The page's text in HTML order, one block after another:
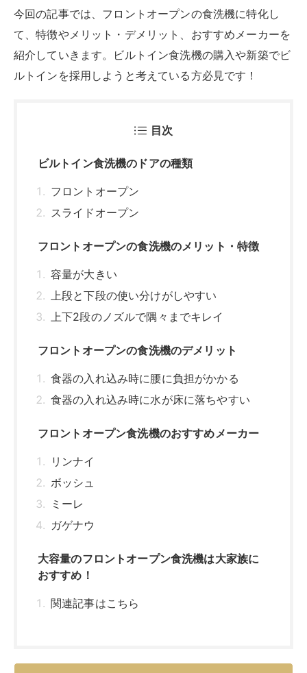
今回の記事では、フロントオープンの食洗機に特化し
て、特徴やメリット・デメリット、おすすめメーカーを
紹介していきます。ビルトイン食洗機の購入や新築でビ
ルトインを採用しようと考えている方必見です！
目次
ビルトイン食洗機のドアの種類
フロントオープン
スライドオープン
フロントオープンの食洗機のメリット・特徴
容量が大きい
上段と下段の使い分けがしやすい
上下2段のノズルで隅々までキレイ
フロントオープンの食洗機のデメリット
食器の入れ込み時に腰に負担がかかる
食器の入れ込み時に水が床に落ちやすい
フロントオープン食洗機のおすすめメーカー
リンナイ
ボッシュ
ミーレ
ガゲナウ
大容量のフロントオープン食洗機は大家族に
おすすめ！
関連記事はこちら